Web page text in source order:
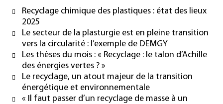
Recyclage chimique des plastiques : état des lieux
2025
Le secteur de la plasturgie est en pleine transition
vers la circularité : l’exemple de DEMGY
Les thèses du mois : « Recyclage : le talon d’Achille
des énergies vertes ? »
Le recyclage, un atout majeur de la transition
énergétique et environnementale
« Il faut passer d’un recyclage de masse à un